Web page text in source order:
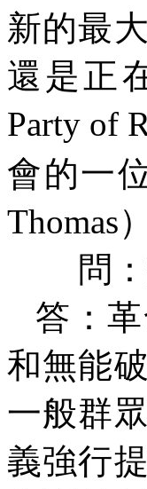
新的最
還是正
Party of
會的一
Thomas
問
答：
和無能
一般群
義強行